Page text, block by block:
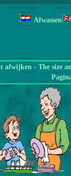
Afwassen
afwijken - The size